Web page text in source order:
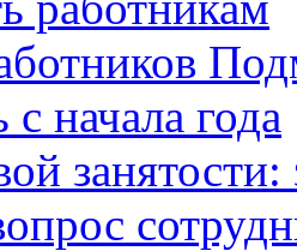
с начала года